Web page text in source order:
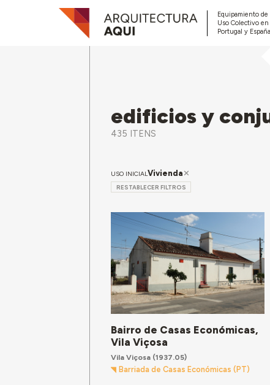
Equipamiento de
Uso Colectivo en
Portugal y
edificios y
435 ITENS
USO INICIALVivienda
RESTABLECER FILTROS
Bairro de Casas Económicas,
Vila Viçosa
Vila Viçosa (1937.05)
Barriada de Casas Económicas (PT)